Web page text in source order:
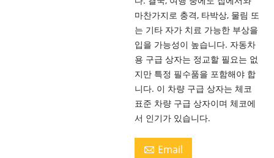
마찬가지로 충격, 타박상, 물림 또
는 기타 자가 치료 가능한 부상을
입을 가능성이 높습니다. 자동차
용 구급 상자는 정교할 필요는 없
지만 특정 필수품을 포함해야 합
니다. 이 차량 구급 상자는 체코
표준 차량 구급 상자이며 체코에
서 인기가 있습니다.
 Email